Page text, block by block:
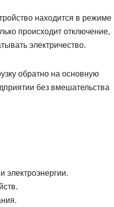
находится в режиме
происходит отключение,
электричество.
обратно на основную
без вмешательства
электроэнергии.